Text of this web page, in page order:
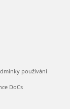
používání
DoCs